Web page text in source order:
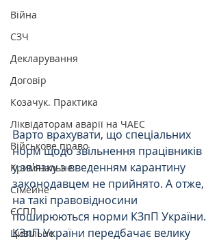
Війна
СЗЧ
Декларування
Договір
Козачук. Практика
Ліквідаторам аварії на ЧАЕС
Військове право
Кримінальне
Сімейне
ЄСПЛ
Цивільне
Варто врахувати, що спеціальних
норм щодо звільнення працівників
у зв'язку з введенням карантину
законодавцем не прийнято. А отже,
на такі правовідносини
поширюються норми КЗпП України.
КЗпП України передбачає велику